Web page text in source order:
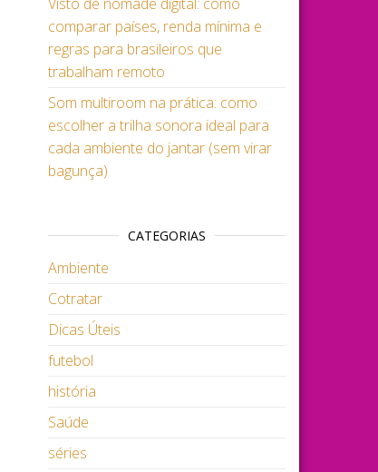
comparar países, renda mínima e
regras para brasileiros que
trabalham remoto
Som multiroom na prática: como
escolher a trilha sonora ideal para
cada ambiente do jantar (sem virar
bagunça)
CATEGORIAS
Ambiente
Cotratar
Dicas Úteis
futebol
história
Saúde
séries